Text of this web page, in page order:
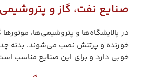
صنایع نفت، گاز و پتروشیمی
در پالایشگاه‌ها و پتروشیمی‌ها،
خورنده و پرتنش نصب می‌شوند. بدنه
خوبی دارد و برای این صنایع مناسب